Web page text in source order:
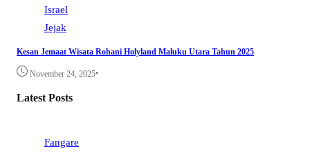
Jejak
Kesan Jemaat Wisata Rohani Holyland Maluku Utara Tahun 2025
November 24, 2025•
Latest Posts
Fangare